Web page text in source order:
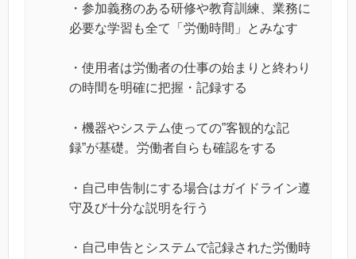
・参加義務のある研修や教育訓練、業務に
必要な学習も全て「労働時間」とみなす
・使用者は労働者の仕事の始まりと終わり
の時間を明確に把握・記録する
・機器やシステム使っての”客観的な記
録”が基礎。労働者自らも確認をする
・自己申告制にする場合はガイドライン遵
守及び十分な説明を行う
・自己申告とシステムで記録された労働時